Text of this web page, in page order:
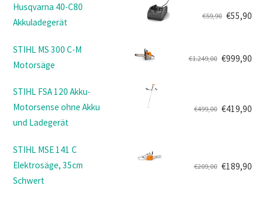
war:
€159,00
ist:
€149,00.
Husqvarna 40-C80
Akkuladegerät
€59,90
Ursprünglicher
war:
€59,90
€55,90
Aktueller
ist:
€55,90.
STIHL MS 300 C-M
Motorsäge
€1.249,00
Ursprünglicher
war:
€1.249,00
€999,90
Aktueller
ist:
€999,90.
STIHL FSA 120 Akku-
Motorsense ohne Akku
und Ladegerät
€499,00
war:
€499,00
€419,90
ist:
€419,90.
STIHL MSE 141 C
Elektrosäge, 35cm
Schwert
€209,00
Ursprünglicher
€189,90